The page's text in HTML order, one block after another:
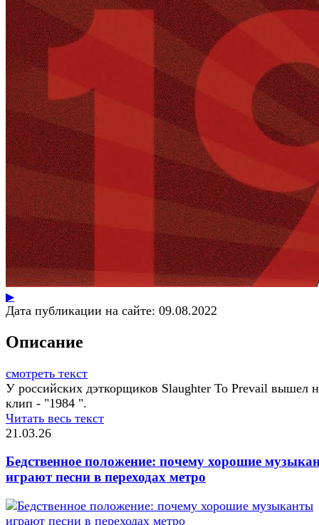
▶
Дата публикации на сайте: 09.08.2022
Описание
смотреть текст
У российских дэткорщиков Slaughter To Prevail вышел
клип - "1984 ".
Читать весь текст
21.03.26
Бедственное положение: почему хорошие
играют песни в переходах метро